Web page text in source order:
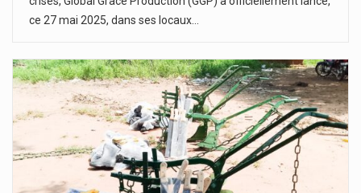
ce 27 mai 2025, dans ses locaux…